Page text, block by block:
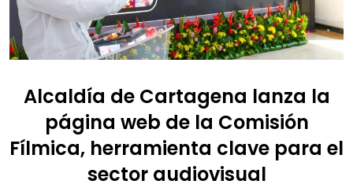
Alcaldía de Cartagena lanza la
página web de la Comisión
Fílmica, herramienta clave para el
sector audiovisual